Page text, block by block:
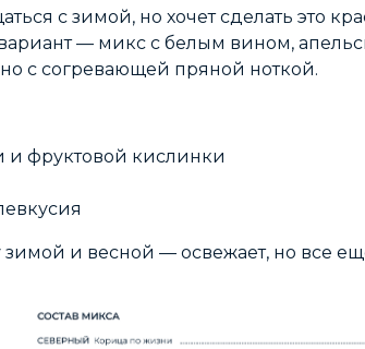
с зимой, но хочет сделать это
— микс с белым вином,
с согревающей пряной ноткой.
и фруктовой кислинки
и весной — освежает, но все